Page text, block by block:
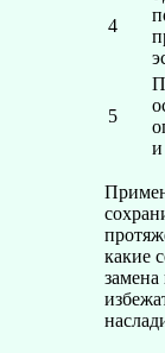
4
5
и
какие